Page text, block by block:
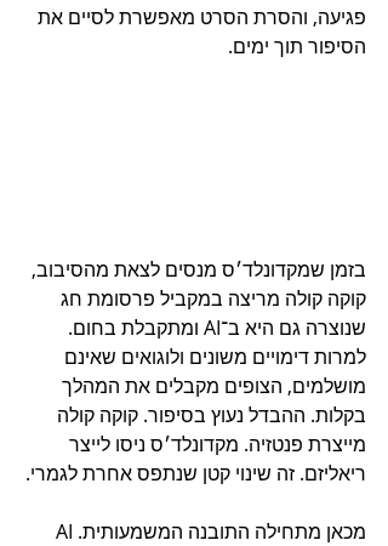
פגיעה, והסרת הסרט מאפשרת לסיים את
הסיפור תוך ימים.
בזמן שמקדונלד׳ס מנסים לצאת מהסיבוב,
קוקה קולה מריצה במקביל פרסומת חג
שנוצרה גם היא ב־AI ומתקבלת בחום.
למרות דימויים משונים ולוגואים שאינם
מושלמים, הצופים מקבלים את המהלך
בקלות. ההבדל נעוץ בסיפור. קוקה קולה
מייצרת פנטזיה. מקדונלד׳ס ניסו לייצר
ריאליזם. זה שינוי קטן שנתפס אחרת לגמרי.